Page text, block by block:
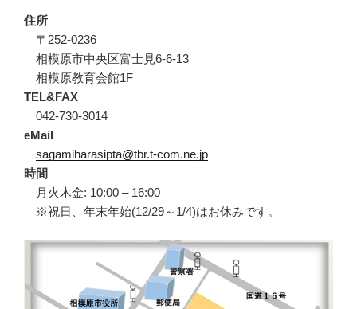
住所
〒252-0236
相模原市中央区富士見6-6-13
相模原教育会館1F
TEL&FAX
042-730-3014
eMail
sagamiharasipta@tbr.t-com.ne.jp
時間
月火木金: 10:00 – 16:00
※祝日、年末年始(12/29～1/4)はお休みです。